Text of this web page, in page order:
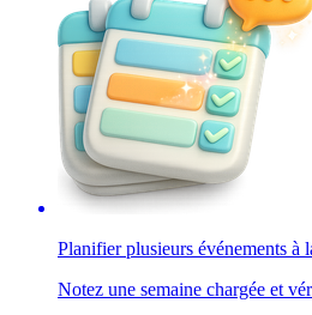
Planifier plusieurs événements à
Notez une semaine chargée et